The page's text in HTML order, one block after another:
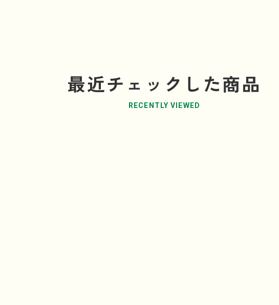
最近チェックした商品
RECENTLY VIEWED